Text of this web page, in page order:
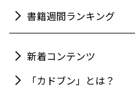
書籍週間ランキング
新着コンテンツ
「カドブン」とは？